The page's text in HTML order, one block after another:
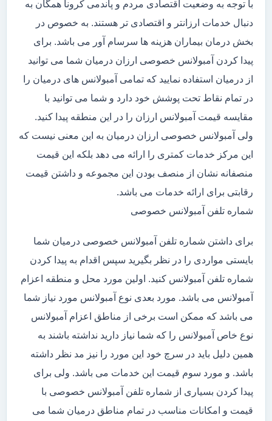
با توجه به وضعیت اقتصادی مردم و پاندمی کرونا همگان به
دنبال خدمات ارزانتر و اقتصادی تر هستند. به خصوص در
بخش درمان بیماران هزینه ها سرسام آور می باشد. برای
پیدا کردن آمبولانس خصوصی ارزان درمیان شما می توانید
از درمیان استفاده نمایید که تمامی آمبولانس های درمیان را
در تمام نقاط تحت پوشش خود دارد و شما می توانید با
مقایسه قیمت آمبولانس ارزان را در این منطقه پیدا کنید.
ولی آمبولانس خصوصی ارزان درمیان به این معنی نیست که
این مرکز خدمات کمتری را ارائه می دهد بلکه این قیمت
منصفانه نشان از منصف بودن این مجموعه و داشتن قیمت
رقابتی برای ارائه خدمات می باشد.
شماره تلفن آمبولانس خصوصی
برای داشتن شماره تلفن آمبولانس خصوصی درمیان شما
بایستی مواردی را در نظر بگیرید سپس اقدام به پیدا کردن
شماره تلفن آمبولانس کنید. اولین مورد محل و منطقه اعزام
آمبولانس می باشد. مورد بعدی نوع آمبولانس مورد نیاز شما
می باشد که ممکن است برخی از مناطق اعزام آمبولانس
نوع خاص آمبولانس را که شما نیاز دارید نداشته باشند به
همین دلیل باید در سرچ خود این مورد را نیز مد نظر داشته
باشد. و مورد سوم قیمت این خدمات می باشد. ولی برای
پیدا کردن بسیاری از شماره تلفن آمبولانس خصوصی با
قیمت و امکانات مناسب در تمام مناطق درمیان شما می